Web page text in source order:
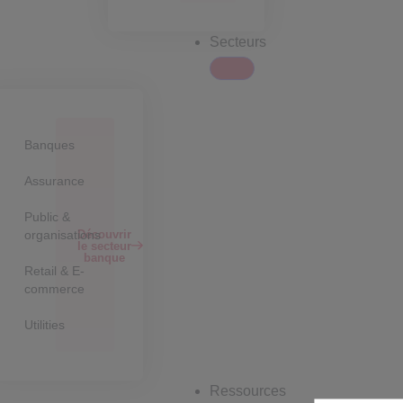
Secteurs
Banques
Assurance
Public &
organisations
Retail & E-
commerce
Utilities
Découvrir
le secteur
banque
Ressources